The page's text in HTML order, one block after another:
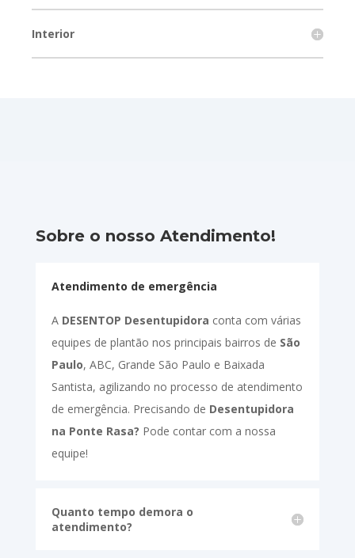
Interior
Sobre o nosso Atendimento!
Atendimento de emergência
A DESENTOP Desentupidora conta com várias
equipes de plantão nos principais bairros de São
Paulo, ABC, Grande São Paulo e Baixada
Santista, agilizando no processo de atendimento
de emergência. Precisando de Desentupidora
na Ponte Rasa? Pode contar com a nossa
equipe!
Quanto tempo demora o
atendimento?